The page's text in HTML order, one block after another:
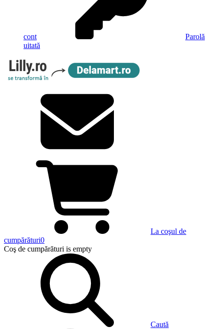
cont
Parolă
uitată
La coşul de
cumpărături0
Coş de cumpărături is empty
Caută